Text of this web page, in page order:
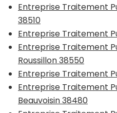
Entreprise Traitement
38510
Entreprise Traitement
Entreprise Traitement
Roussillon 38550
Entreprise Traitement
Entreprise Traitement
Beauvoisin 38480